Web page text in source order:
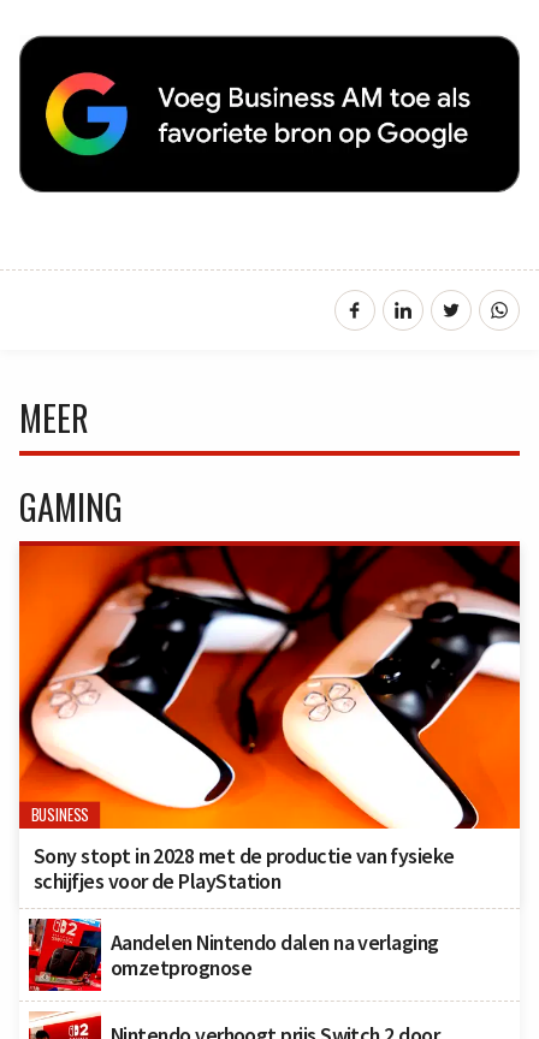
MEER
GAMING
BUSINESS
Sony stopt in 2028 met de productie van fysieke
schijfjes voor de PlayStation
Aandelen Nintendo dalen na verlaging
omzetprognose